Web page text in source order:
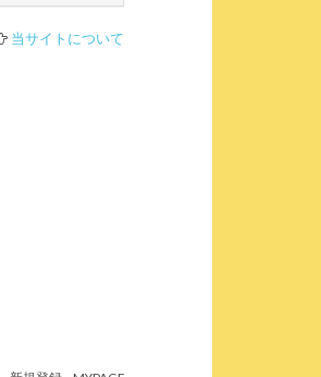
当サイトについて